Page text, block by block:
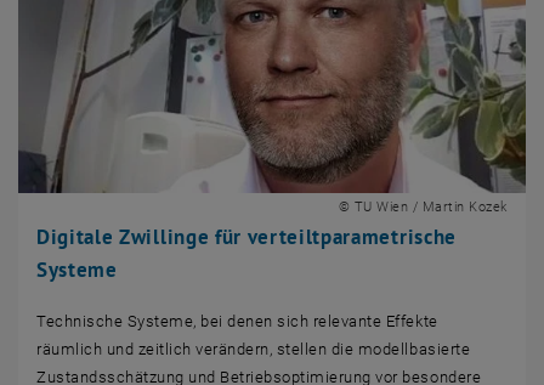
Digitale Zwillinge für verteiltparametrische
Systeme
© TU Wien / Martin Kozek
Technische Systeme, bei denen sich relevante Effekte
räumlich und zeitlich verändern, stellen die modellbasierte
Zustandsschätzung und Betriebsoptimierung vor besondere